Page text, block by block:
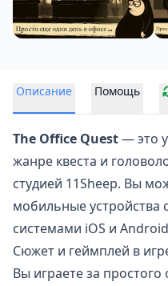
Описание Помощь
The Office Quest— это
жанре квеста и
студией 11Sheep. Вы
мобильные
системами iOS и
Сюжет и геймплей в
Вы играете за